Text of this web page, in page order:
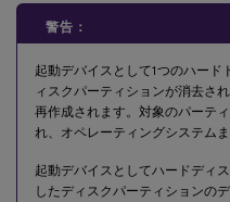
警告：
起動デバイスとして1つのハー
ィスクパーティションが消去さ
再作成されます。対象のパーテ
れ、オペレーティングシステム
起動デバイスとしてハードディ
したディスクパーティションの